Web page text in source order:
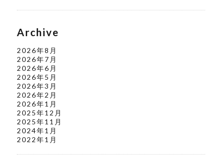
Archive
2026年8月
2026年7月
2026年6月
2026年5月
2026年3月
2026年2月
2026年1月
2025年12月
2025年11月
2024年1月
2022年1月